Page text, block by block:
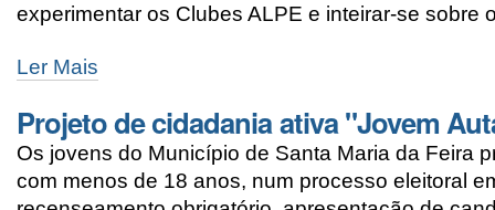
experimentar os Clubes ALPE e inteirar-se sobre
Ler Mais
Projeto de cidadania ativa "Jovem
Os jovens do Município de Santa Maria da Feira
com menos de 18 anos, num processo eleitoral